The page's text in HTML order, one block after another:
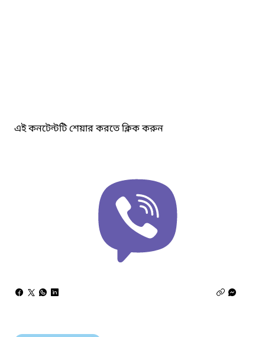
এই কনটেন্টটি শেয়ার করতে ক্লিক করুন